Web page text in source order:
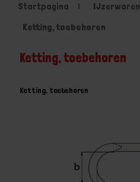
Startpagina IJzerwaren
Ketting, toebehoren
Ketting, toebehoren
Ketting, toebehoren